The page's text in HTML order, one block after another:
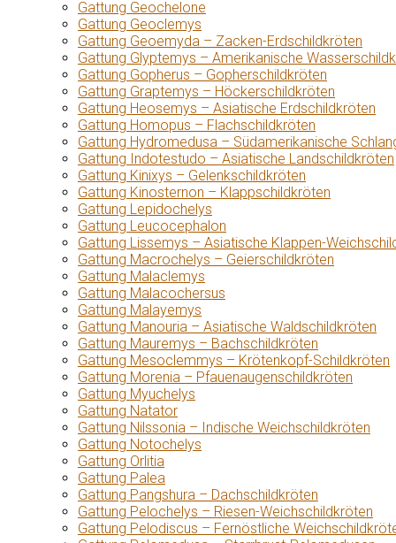
Gattung Geochelone
Gattung Geoclemys
Gattung Geoemyda – Zacken-Erdschildkröten
Gattung Glyptemys – Amerikanische
Gattung Gopherus – Gopherschildkröten
Gattung Graptemys – Höckerschildkröten
Gattung Heosemys – Asiatische Erdschildkröten
Gattung Homopus – Flachschildkröten
Gattung Hydromedusa – Südamerikanische
Gattung Indotestudo – Asiatische Landschildkröten
Gattung Kinixys – Gelenkschildkröten
Gattung Kinosternon – Klappschildkröten
Gattung Lepidochelys
Gattung Leucocephalon
Gattung Lissemys – Asiatische Klappen-
Gattung Macrochelys – Geierschildkröten
Gattung Malaclemys
Gattung Malacochersus
Gattung Malayemys
Gattung Manouria – Asiatische Waldschildkröten
Gattung Mauremys – Bachschildkröten
Gattung Mesoclemmys – Krötenkopf-Schildkröten
Gattung Morenia – Pfauenaugenschildkröten
Gattung Myuchelys
Gattung Natator
Gattung Nilssonia – Indische Weichschildkröten
Gattung Notochelys
Gattung Orlitia
Gattung Palea
Gattung Pangshura – Dachschildkröten
Gattung Pelochelys – Riesen-Weichschildkröten
Gattung Pelodiscus – Fernöstliche